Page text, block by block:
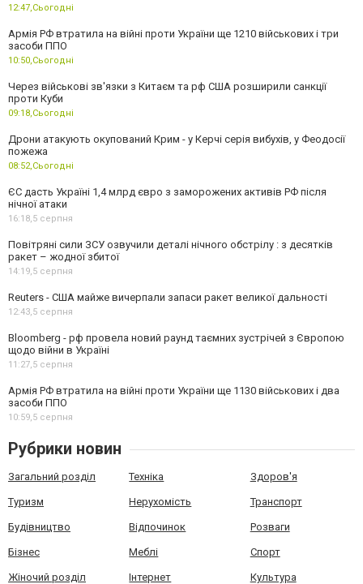
12:47,Сьогодні
Армія РФ втратила на війні проти України ще 1210 військових і три
засоби ППО
10:50,Сьогодні
Через військові зв'язки з Китаєм та рф США розширили санкції
проти Куби
09:18,Сьогодні
Дрони атакують окупований Крим - у Керчі серія вибухів, у Феодосії
пожежа
08:52,Сьогодні
ЄС дасть Україні 1,4 млрд євро з заморожених активів РФ після
нічної атаки
16:18,5 серпня
Повітряні сили ЗСУ озвучили деталі нічного обстрілу : з десятків
ракет – жодної збитої
14:19,5 серпня
Reuters - США майже вичерпали запаси ракет великої дальності
12:43,5 серпня
Bloomberg - рф провела новий раунд таємних зустрічей з Європою
щодо війни в Україні
11:27,5 серпня
Армія РФ втратила на війні проти України ще 1130 військових і два
засоби ППО
10:59,5 серпня
Рубрики новин
Загальний розділ Техніка Здоров'я
Туризм Нерухомість Транспорт
Будівництво Відпочинок Розваги
Бізнес Меблі Спорт
Жіночий розділ Інтернет Культура